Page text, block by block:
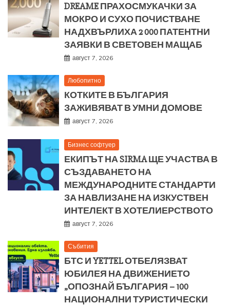
DREAME ПРАХОСМУКАЧКИ ЗА
МОКРО И СУХО ПОЧИСТВАНЕ
НАДХВЪРЛИХА 2 000 ПАТЕНТНИ
ЗАЯВКИ В СВЕТОВЕН МАЩАБ
август 7, 2026
Любопитно
КОТКИТЕ В БЪЛГАРИЯ
ЗАЖИВЯВАТ В УМНИ ДОМОВЕ
август 7, 2026
Бизнес софтуер
ЕКИПЪТ НА SIRMA ЩЕ УЧАСТВА В
СЪЗДАВАНЕТО НА
МЕЖДУНАРОДНИТЕ СТАНДАРТИ
ЗА НАВЛИЗАНЕ НА ИЗКУСТВЕН
ИНТЕЛЕКТ В ХОТЕЛИЕРСТВОТО
август 7, 2026
Събития
БТС И YETTEL ОТБЕЛЯЗВАТ
ЮБИЛЕЯ НА ДВИЖЕНИЕТО
„ОПОЗНАЙ БЪЛГАРИЯ – 100
НАЦИОНАЛНИ ТУРИСТИЧЕСКИ